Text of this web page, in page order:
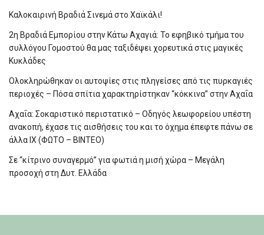
Καλοκαιρινή Βραδιά Σινεμά στο Χαϊκάλι!
2η Βραδιά Εμπορίου στην Κάτω Αχαγιά: Το εφηβικό τμήμα του
συλλόγου Γομοστού θα μας ταξιδέψει χορευτικά στις μαγικές
Κυκλάδες
Ολοκληρώθηκαν οι αυτοψίες στις πληγείσες από τις πυρκαγιές
περιοχές – Πόσα σπίτια χαρακτηρίστηκαν “κόκκινα” στην Αχαΐα
Αχαΐα: Σοκαριστικό περιστατικό – Οδηγός λεωφορείου υπέστη
ανακοπή, έχασε τις αισθήσεις του και το όχημα έπεφτε πάνω σε
άλλα ΙΧ (ΦΩΤΟ – ΒΙΝΤΕΟ)
Σε “κίτρινο συναγερμό” για φωτιά η μισή χώρα – Μεγάλη
προσοχή στη Δυτ. Ελλάδα